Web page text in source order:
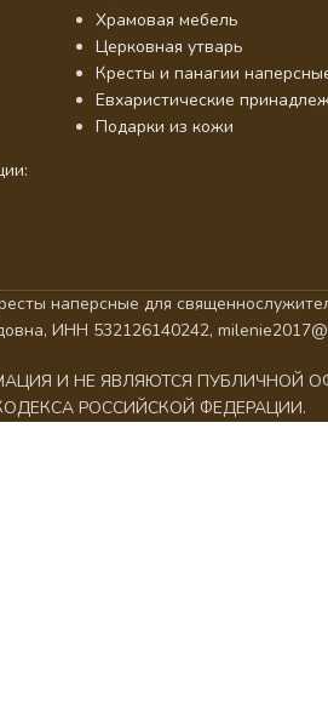
Храмовая мебель
Церковная утварь
Кресты и панагии
Евхаристические
Подарки из кожи
наперсные для
ИНН 532126140242,
И НЕ ЯВЛЯЮТСЯ ПУБЛИЧНОЙ
РОССИЙСКОЙ ФЕДЕРАЦИИ.